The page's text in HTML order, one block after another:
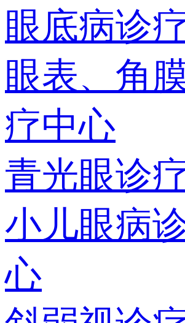
眼底病诊
眼表、角
疗中心
青光眼诊
小儿眼病
心